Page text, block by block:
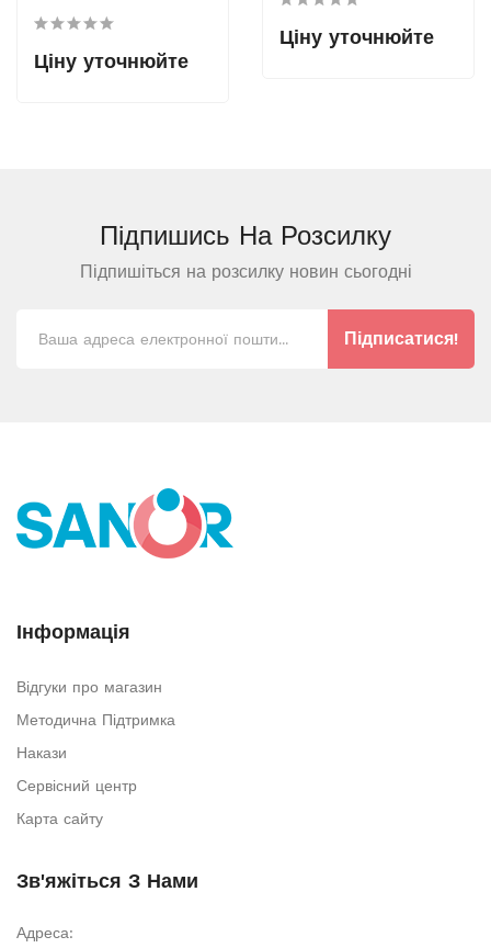
Ціну уточнюйте
Ціну уточнюйте
Підпишись На Розсилку
Підпишіться на розсилку новин сьогодні
Підписатися!
Інформація
Відгуки про магазин
Методична Підтримка
Накази
Сервісний центр
Карта сайту
Зв'яжіться З Нами
Адреса: